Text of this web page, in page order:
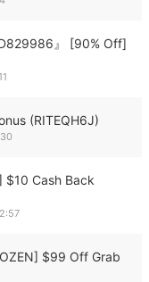
』 [90% Off]
(RITEQH6J)
$10 Cash Back
$99 Off Grab